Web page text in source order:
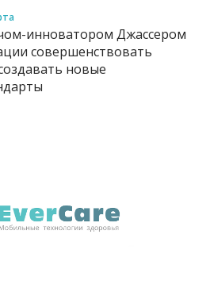
инноватором Джассером
совершенствовать
новые